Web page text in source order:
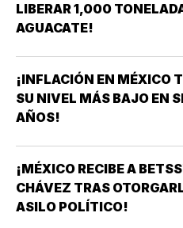
LIBERAR 1,000
AGUACATE!
¡INFLACIÓN EN MÉXICO
SU NIVEL MÁS BAJO EN
AÑOS!
¡MÉXICO RECIBE A
CHÁVEZ TRAS
ASILO POLÍTICO!